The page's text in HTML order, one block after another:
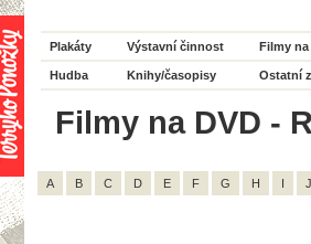
Plakáty Výstavní činnost Filmy na
Hudba Knihy/časopisy Ostatní
Filmy na DVD -
A B C D E F G H I J